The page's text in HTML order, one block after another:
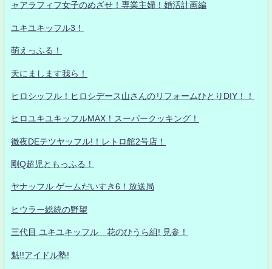
ャアラフィフ女子のめざせ！専業主婦！婚活計画編
ユキユキッフル3！
萌えっふる！
天にまします我ら！
ヒロシッフル！ヒロシデース山さんのリフォームひとりDIY！！
ヒロユキユキッフルMAX！スーパークッキング！
徹夜DEテツヤッフル!！レトロ館2号店！
剛Q超児ともっふる！
ヤナッフル ゲームだいすき6！放送局
ヒウラー総統の野望
三代目 ユキユキッフル 花のひうら組! 見参！
魁!!アイドル塾!